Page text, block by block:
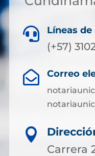
 Líneas
(+57)
 Correo

Carrera